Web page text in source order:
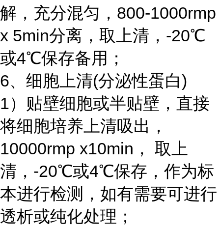
解，充分混匀，800-1000rmp
x 5min分离，取上清，-20℃
或4℃保存备用；
6、细胞上清(分泌性蛋白)
1）贴壁细胞或半贴壁，直接
将细胞培养上清吸出，
10000rmp x10min， 取上
清，-20℃或4℃保存，作为标
本进行检测，如有需要可进行
透析或纯化处理；